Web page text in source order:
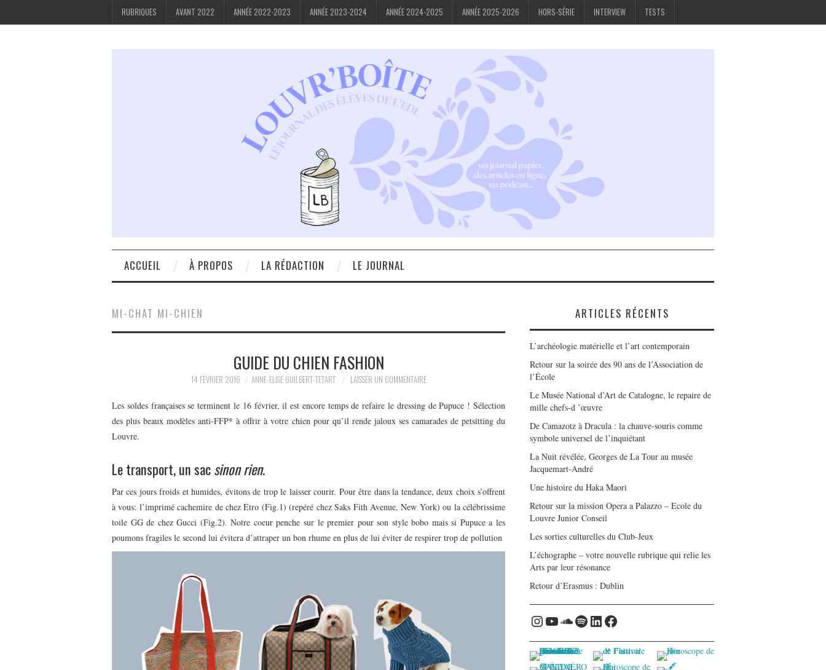
RUBRIQUES AVANT 2022 ANNÉE 2022-2023 ANNÉE 2023-2024 ANNÉE 2024-2025 ANNÉE 2025-2026 HORS-SÉRIE INTERVIEW TESTS
ACCUEIL À PROPOS LA RÉDACTION LE JOURNAL
MI-CHAT MI-CHIEN
GUIDE DU CHIEN FASHION
14 FÉVRIER 2016 ANNE-ELISE GUILBERT-TETART LAISSER UN COMMENTAIRE
Les soldes françaises se terminent le 16 février, il est encore temps de refaire le dressing de Pupuce ! Sélection
des plus beaux modèles anti-FFP* à offrir à votre chien pour qu’il rende jaloux ses camarades de petsitting du
Louvre.
Le transport, un sacsinon rien.
Par ces jours froids et humides, évitons de trop le laisser courir. Pour être dans la tendance, deux choix s’offrent
à vous: l’imprimé cachemire de chez Etro (Fig.1) (repéré chez Saks Fith Avenue, New York) ou la célébrissime
toile GG de chez Gucci (Fig.2). Notre coeur penche sur le premier pour son style bobo mais si Pupuce a les
poumons fragiles le second lui évitera d’attraper un bon rhume en plus de lui éviter de respirer trop de pollution
ARTICLES RÉCENTS
L’archéologie matérielle et l’art contemporain
Retour sur la soirée des 90 ans de l’Association de
l’École
Le Musée National d’Art de Catalogne, le repaire de
mille chefs-d ’œuvre
De Camazotz à Dracula : la chauve-souris comme
symbole universel de l’inquiétant
La Nuit révélée, Georges de La Tour au musée
Jacquemart-André
Une histoire du Haka Maori
Retour sur la mission Opera a Palazzo – Ecole du
Louvre Junior Conseil
Les sorties culturelles du Club-Jeux
L’échographe – votre nouvelle rubrique qui relie les
Arts par leur résonance
Retour d’Erasmus : Dublin
Instagram
YouTube
Soundcloud
Spotify
LinkedIn
Facebook